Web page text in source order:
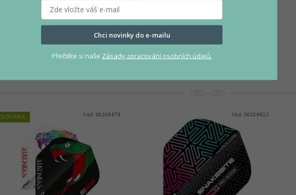
LETKY JONNY CLAYTON GOLD DRAGON
45 Kč
LETKY JONNY CLAYTON RED & GREEN
NOVINKA Kód: 38206876 Kód: 38206822
Chci novinky do e-mailu
Přečtěte si naše Zásady zpracování osobních údajů.